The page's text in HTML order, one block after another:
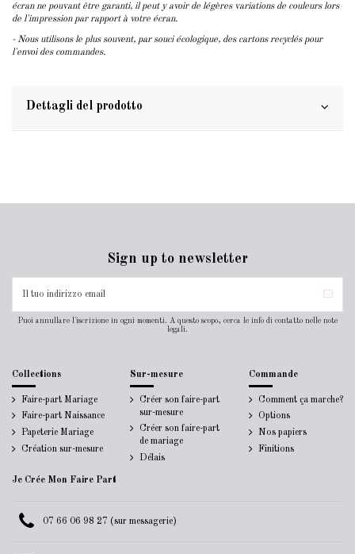
écran ne pouvant être garanti, il peut y avoir de légères variations de couleurs lors
de l'impression par rapport à votre écran.
- Nous utilisons le plus souvent, par souci écologique, des cartons recyclés pour
l'envoi des commandes.
Dettagli del prodotto
Sign up to newsletter
Puoi annullare l'iscrizione in ogni momenti. A questo scopo, cerca le info di contatto nelle note
legali.
Collections
Faire-part Mariage
Faire-part Naissance
Papeterie Mariage
Création sur-mesure
Sur-mesure
Créer son faire-part
sur-mesure
Créer son faire-part
de mariage
Délais
Commande
Comment ça marche?
Options
Nos papiers
Finitions
Je Crée Mon Faire Part
07 66 06 98 27 (sur messagerie)